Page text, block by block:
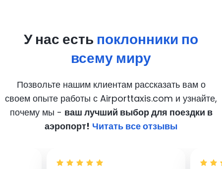
У нас есть поклонники по
всему миру
Позвольте нашим клиентам рассказать вам о
своем опыте работы с Airporttaxis.com и узнайте,
почему мы - ваш лучший выбор для поездки в
аэропорт! Читать все отзывы